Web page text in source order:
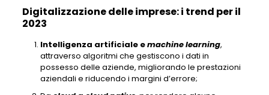
Digitalizzazione delle imprese: i trend per il
2023
Intelligenza artificiale emachine learning,
attraverso algoritmi che gestiscono i dati in
possesso delle aziende, migliorando le prestazioni
aziendali e riducendo i margini d’errore;